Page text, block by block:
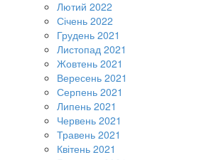
Лютий 2022
Січень 2022
Грудень 2021
Листопад 2021
Жовтень 2021
Вересень 2021
Серпень 2021
Липень 2021
Червень 2021
Травень 2021
Квітень 2021